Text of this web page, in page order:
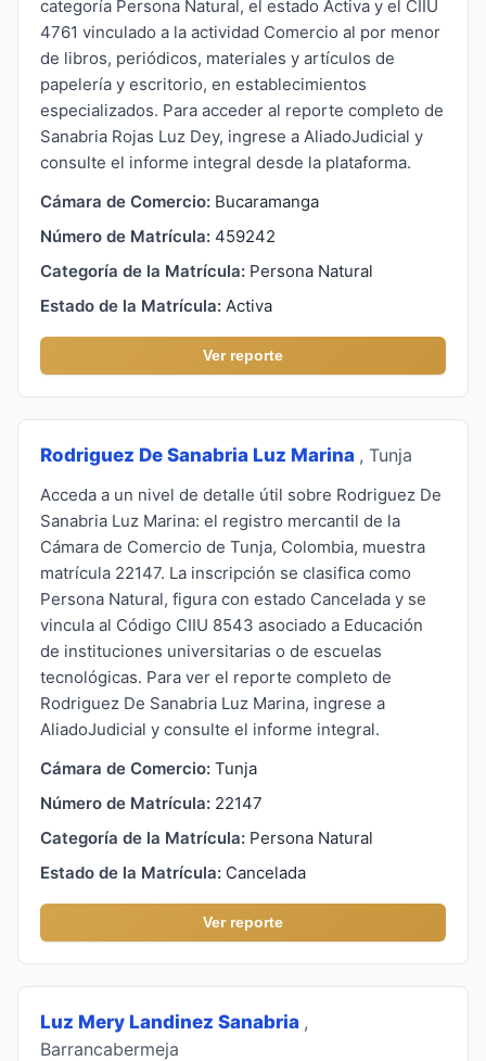
categoría Persona Natural, el estado Activa y el CIIU
4761 vinculado a la actividad Comercio al por menor
de libros, periódicos, materiales y artículos de
papelería y escritorio, en establecimientos
especializados. Para acceder al reporte completo de
Sanabria Rojas Luz Dey, ingrese a AliadoJudicial y
consulte el informe integral desde la plataforma.
Cámara de Comercio: Bucaramanga
Número de Matrícula: 459242
Categoría de la Matrícula: Persona Natural
Estado de la Matrícula: Activa
Ver reporte
Rodriguez De Sanabria Luz Marina , Tunja
Acceda a un nivel de detalle útil sobre Rodriguez De
Sanabria Luz Marina: el registro mercantil de la
Cámara de Comercio de Tunja, Colombia, muestra
matrícula 22147. La inscripción se clasifica como
Persona Natural, figura con estado Cancelada y se
vincula al Código CIIU 8543 asociado a Educación
de instituciones universitarias o de escuelas
tecnológicas. Para ver el reporte completo de
Rodriguez De Sanabria Luz Marina, ingrese a
AliadoJudicial y consulte el informe integral.
Cámara de Comercio: Tunja
Número de Matrícula: 22147
Categoría de la Matrícula: Persona Natural
Estado de la Matrícula: Cancelada
Ver reporte
Luz Mery Landinez Sanabria ,
Barrancabermeja